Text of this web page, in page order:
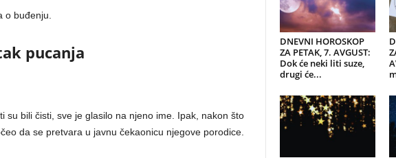
o buđenju.
pucanja
su bili čisti, sve je glasilo na njeno ime. Ipak, nakon što
da se pretvara u javnu čekaonicu njegove porodice.
DNEVNI HOROSKOP
ZA PETAK, 7. AVGUST:
Dok će neki liti suze,
drugi će...